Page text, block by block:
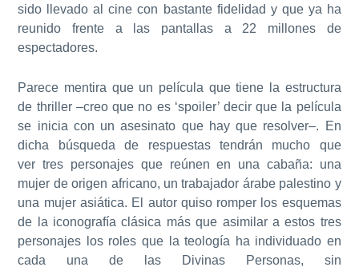
sido llevado al cine con bastante fidelidad y que ya ha
reunido frente a las pantallas a 22 millones de
espectadores.
Parece mentira que un película que tiene la estructura
de thriller –creo que no es ‘spoiler’ decir que la película
se inicia con un asesinato que hay que resolver–. En
dicha búsqueda de respuestas tendrán mucho que
vertres personajes que reúnen en una cabaña: una
mujer de origen africano, un trabajador árabe palestino y
una mujer asiática. El autor quiso romper los esquemas
de la iconografía clásica más que asimilar a estos tres
personajes los roles que la teología ha individuado en
cada una de las Divinas Personas, sin